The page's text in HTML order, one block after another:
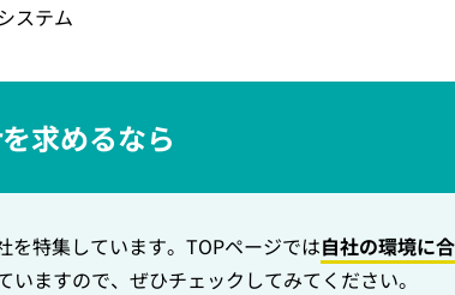
ステム
求めるなら
を特集しています。TOPページでは自社の環境に
いますので、ぜひチェックしてみてください。